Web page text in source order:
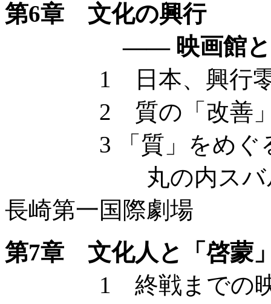
第6章 文化の興行
—— 映画館とアメ
1 日本、興行零
2 質の「改善
3 「質」をめぐる
丸の内スバル座
長崎第一国際劇場
第7章 文化人と「啓蒙
1 終戦までの映